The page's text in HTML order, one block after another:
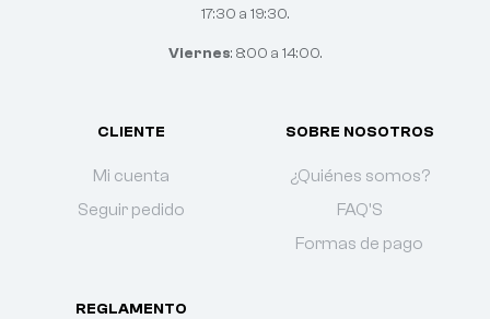
17:30 a 19:30.
Viernes: 8:00 a 14:00.
CLIENTE
Mi cuenta
Seguir pedido
SOBRE NOSOTROS
¿Quiénes somos?
FAQ'S
Formas de pago
REGLAMENTO